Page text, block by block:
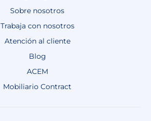
Sobre nosotros
Trabaja con nosotros
Atención al cliente
Blog
ACEM
Mobiliario Contract